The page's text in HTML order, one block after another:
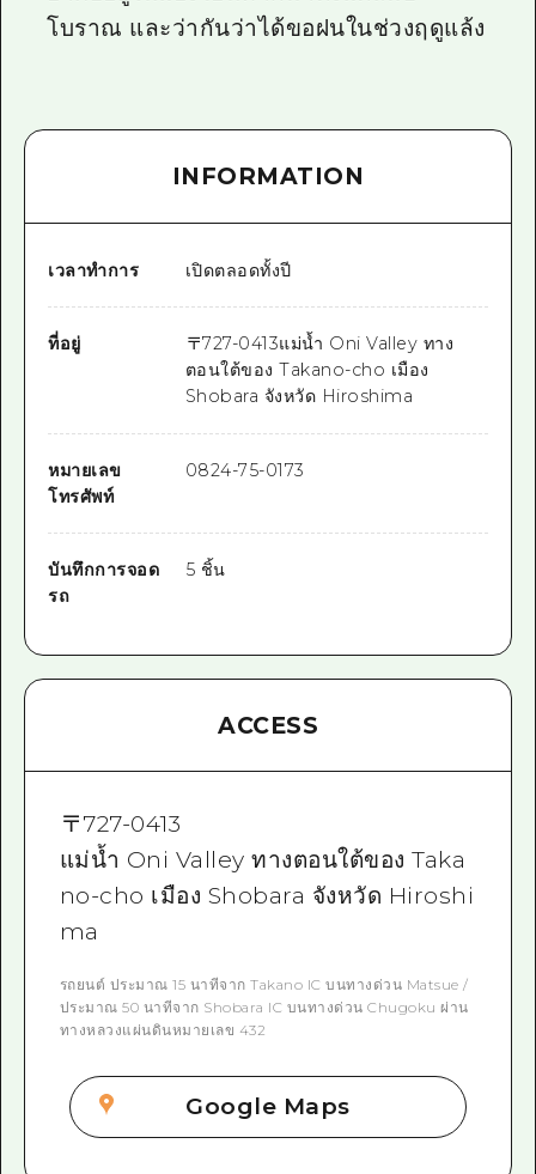
โบราณ และว่ากันว่าได้ขอฝนในช่วงฤดูแล้ง
INFORMATION
เวลาทำการ เปิดตลอดทั้งปี
ที่อยู่ 〒727-0413แม่น้ำ Oni Valley ทาง
ตอนใต้ของ Takano-cho เมือง
Shobara จังหวัด Hiroshima
หมายเลข
โทรศัพท์
0824-75-0173
บันทึกการจอด
รถ
5 ชิ้น
ACCESS
〒727-0413
แม่น้ำ Oni Valley ทางตอนใต้ของ Taka
no-cho เมือง Shobara จังหวัด Hiroshi
ma
รถยนต์ ประมาณ 15 นาทีจาก Takano IC บนทางด่วน Matsue /
ประมาณ 50 นาทีจาก Shobara IC บนทางด่วน Chugoku ผ่าน
ทางหลวงแผ่นดินหมายเลข 432
Google Maps